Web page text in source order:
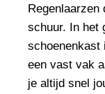
Regenlaarzen
schuur. In het
schoenenkast
een vast vak
je altijd snel